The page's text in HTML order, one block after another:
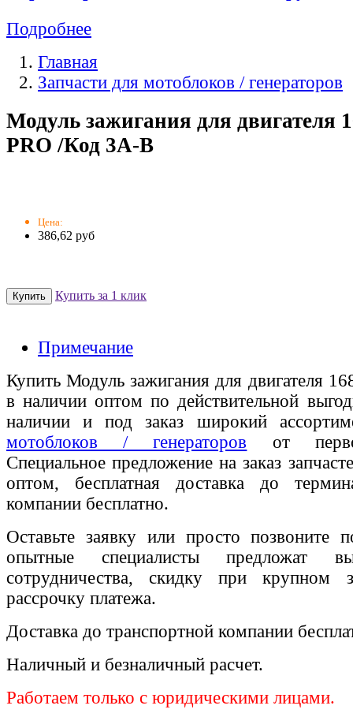
Подробнее
Главная
Запчасти для мотоблоков / генераторов
Модуль зажигания для двигателя
PRO /Код 3A-B
Цена:
386,62 руб
Купить за 1 клик
Примечание
Купить Модуль зажигания для двигателя
в наличии оптом по действительной
наличии и под заказ широкий
мотоблоков / генераторов от
Специальное предложение на заказ
оптом, бесплатная доставка до
компании бесплатно.
Оставьте заявку или просто позвоните
опытные специалисты предложат
сотрудничества, скидку при крупном
рассрочку платежа.
Доставка до транспортной компании
Наличный и безналичный расчет.
Работаем только с юридическими лицами.